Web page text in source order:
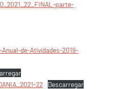
parte-
de-Atividades-2019-
22
Descarregar